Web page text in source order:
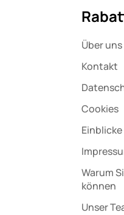
Über uns
Kontakt
Cookies
Einblicke
Warum
können
Unser